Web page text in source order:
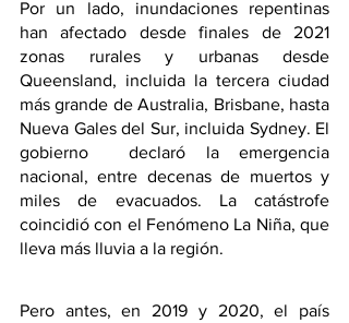
Por un lado, inundaciones repentinas
han afectado desde finales de 2021
zonas rurales y urbanas desde
Queensland, incluida la tercera ciudad
más grande de Australia, Brisbane, hasta
Nueva Gales del Sur, incluida Sydney. El
gobierno  declaró la emergencia
nacional, entre decenas de muertos y
miles de evacuados. La catástrofe
coincidió con el Fenómeno La Niña, que
lleva más lluvia a la región.
Pero antes, en 2019 y 2020, el país